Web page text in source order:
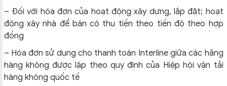
– Đối với hóa đơn của hoạt động xây dựng, lắp đặt; hoạt
động xây nhà để bán có thu tiền theo tiến độ theo hợp
đồng
– Hóa đơn sử dụng cho thanh toán Interline giữa các hãng
hàng không được lập theo quy định của Hiệp hội vận tải
hàng không quốc tế